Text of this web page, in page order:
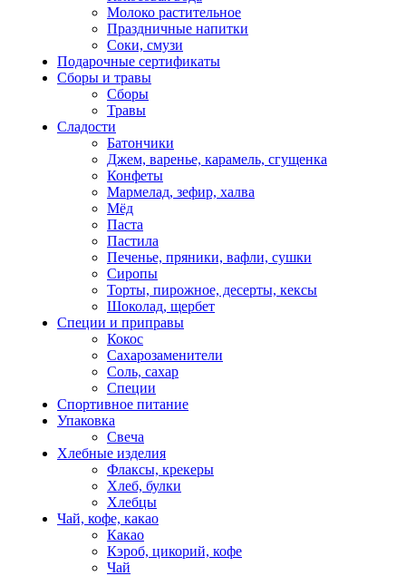
Молоко растительное
Праздничные напитки
Соки, смузи
Подарочные сертификаты
Сборы и травы
Сборы
Травы
Сладости
Батончики
Джем, варенье, карамель, сгущенка
Конфеты
Мармелад, зефир, халва
Мёд
Паста
Пастила
Печенье, пряники, вафли, сушки
Сиропы
Торты, пирожное, десерты, кексы
Шоколад, щербет
Специи и приправы
Кокос
Сахарозаменители
Соль, сахар
Специи
Спортивное питание
Упаковка
Свеча
Хлебные изделия
Флаксы, крекеры
Хлеб, булки
Хлебцы
Чай, кофе, какао
Какао
Кэроб, цикорий, кофе
Чай